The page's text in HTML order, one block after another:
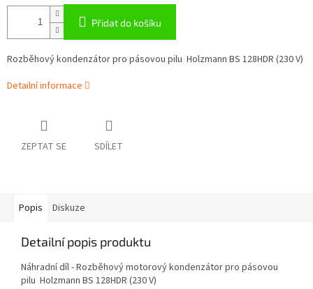
Přidat do košíku
Rozběhový kondenzátor pro pásovou pilu Holzmann BS 128HDR (230 V)
Detailní informace
ZEPTAT SE SDÍLET
Popis Diskuze
Detailní popis produktu
Náhradní díl - Rozběhový motorový kondenzátor pro pásovou
pilu Holzmann BS 128HDR (230 V)